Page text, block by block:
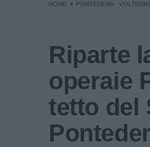
HOME PONTEDERA -
Riparte
operaie
tetto del